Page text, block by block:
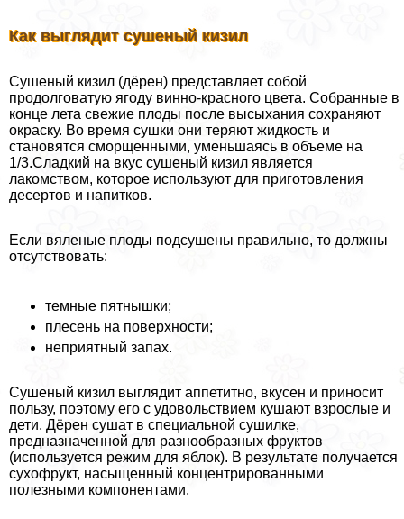
Как выглядит сушеный кизил
Сушеный кизил (дёрен) представляет собой
продолговатую ягоду винно-красного цвета. Собранные в
конце лета свежие плоды после высыхания сохраняют
окраску. Во время сушки они теряют жидкость и
становятся сморщенными, уменьшаясь в объеме на
1/3.Сладкий на вкус сушеный кизил является
лакомством, которое используют для приготовления
десертов и напитков.
Если вяленые плоды подсушены правильно, то должны
отсутствовать:
темные пятнышки;
плесень на поверхности;
неприятный запах.
Сушеный кизил выглядит аппетитно, вкусен и приносит
пользу, поэтому его с удовольствием кушают взрослые и
дети. Дёрен сушат в специальной сушилке,
предназначенной для разнообразных фруктов
(используется режим для яблок). В результате получается
сухофрукт, насыщенный концентрированными
полезными компонентами.